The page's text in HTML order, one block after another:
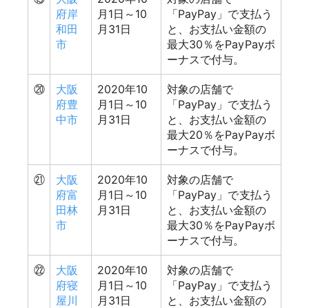
府岸
和田
市
月1日～10
月31日
「PayPay」で支払う
と、お支払い金額の
最大30％をPayPayボ
ーナスで付与。
⑳
大阪
府豊
中市
2020年10
月1日～10
月31日
対象の店舗で
「PayPay」で支払う
と、お支払い金額の
最大20％をPayPayボ
ーナスで付与。
㉑
大阪
府富
田林
市
2020年10
月1日～10
月31日
対象の店舗で
「PayPay」で支払う
と、お支払い金額の
最大30％をPayPayボ
ーナスで付与。
㉒
大阪
府寝
屋川
2020年10
月1日～10
月31日
対象の店舗で
「PayPay」で支払う
と、お支払い金額の